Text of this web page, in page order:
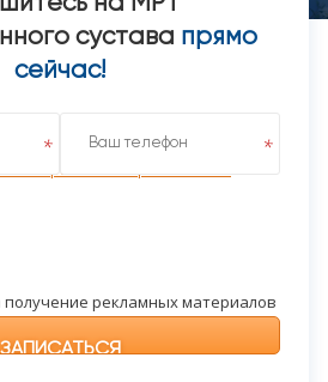
сустава прямо
сейчас!
обработку персональных данных
обработки персональных
получение рекламных материалов